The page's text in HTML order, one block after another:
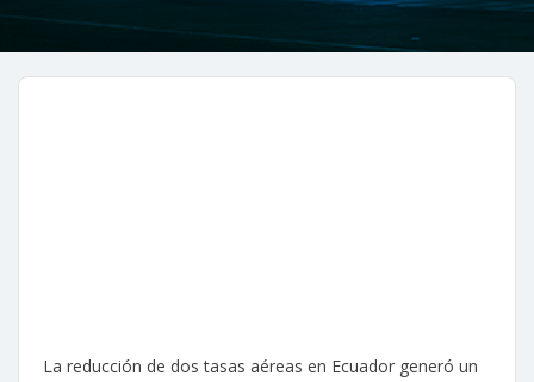
La reducción de dos tasas aéreas en Ecuador generó un